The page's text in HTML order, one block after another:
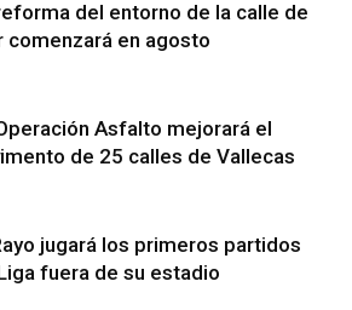
del entorno de la calle de
comenzará en agosto
Asfalto mejorará el
de 25 calles de Vallecas
jugará los primeros partidos
fuera de su estadio